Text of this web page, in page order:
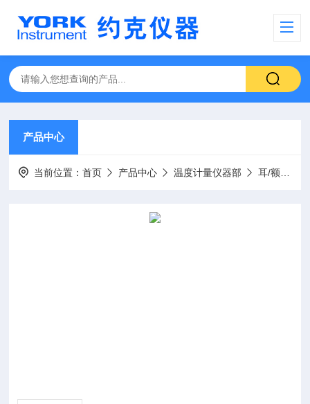
产品中心
当前位置：首页 产品中心 温度计量仪器部 耳/额温计检定装置